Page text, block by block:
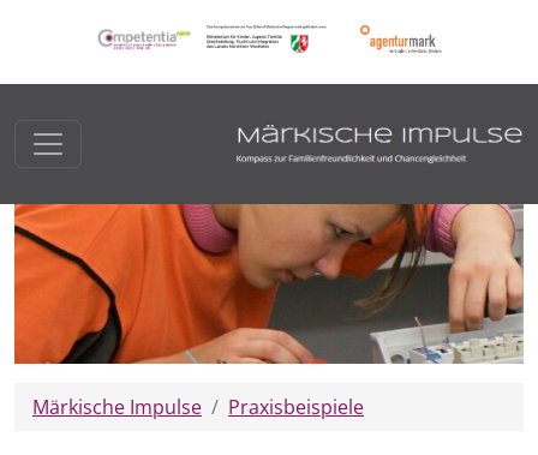
Märkische Impulse Praxisbeispiele